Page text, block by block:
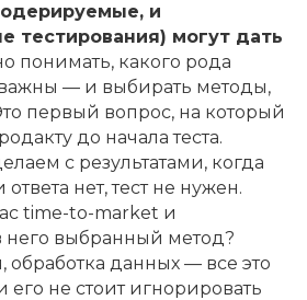
и
тестирования) могут дать
понимать, какого рода
— и выбирать методы,
первый вопрос, на который
до начала теста.
с результатами, когда
нет, тест не нужен.
time-to-market и
него выбранный метод?
обработка данных — все это
его не стоит игнорировать